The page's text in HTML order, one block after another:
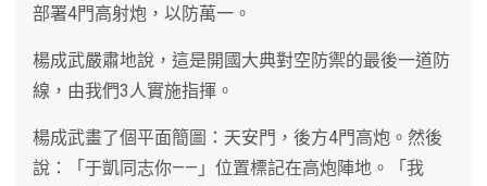
部署4門高射炮，以防萬一。
楊成武嚴肅地說，這是開國大典對空防禦的最後一道防
線，由我們3人實施指揮。
楊成武畫了個平面簡圖：天安門，後方4門高炮。然後
說：「于凱同志你——」位置標記在高炮陣地。「我